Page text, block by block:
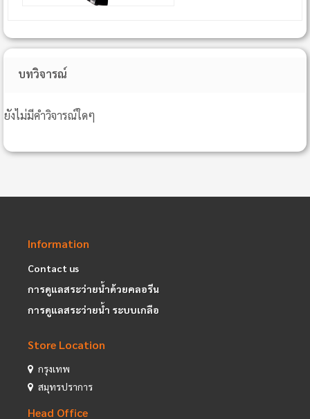
บทวิจารณ์
ยังไม่มีคำวิจารณ์ใดๆ
Information
Contact us
การดูแลสระว่ายน้ำด้วยคลอรีน
การดูแลสระว่ายน้ำ ระบบเกลือ
Store Location
กรุงเทพ
สมุทรปราการ
Head Office